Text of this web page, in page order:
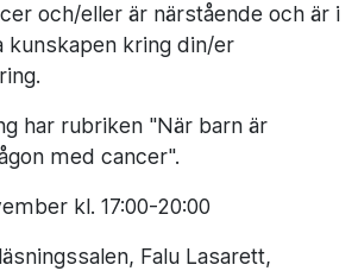
och/eller är närstående och är i
kunskapen kring din/er
har rubriken "När barn är
med cancer".
kl. 17:00-20:00
Falu Lasarett,